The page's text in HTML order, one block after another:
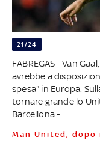
21/24
FABREGAS - Van
avrebbe a
spesa" in Europa.
tornare grande lo
Barcellona -
Man United,